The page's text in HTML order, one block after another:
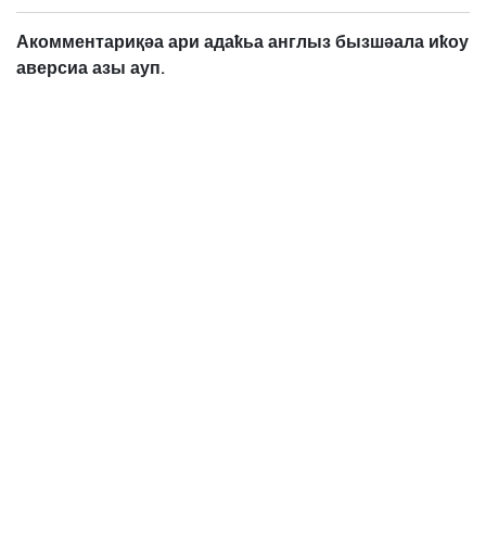
Акомментариқәа ари адаҟьа англыз бызшәала иҟоу
аверсиа азы ауп.